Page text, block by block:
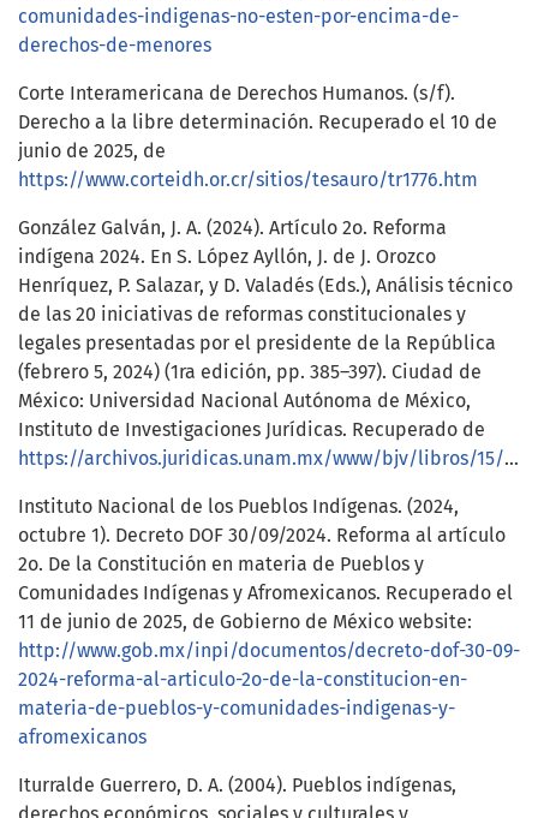
comunidades-indigenas-no-esten-por-encima-de-
derechos-de-menores
Corte Interamericana de Derechos Humanos. (s/f).
Derecho a la libre determinación. Recuperado el 10 de
junio de 2025, de
https://www.corteidh.or.cr/sitios/tesauro/tr1776.htm
González Galván, J. A. (2024). Artículo 2o. Reforma
indígena 2024. En S. López Ayllón, J. de J. Orozco
Henríquez, P. Salazar, y D. Valadés (Eds.), Análisis técnico
de las 20 iniciativas de reformas constitucionales y
legales presentadas por el presidente de la República
(febrero 5, 2024) (1ra edición, pp. 385–397). Ciudad de
México: Universidad Nacional Autónoma de México,
Instituto de Investigaciones Jurídicas. Recuperado de
https://archivos.juridicas.unam.mx/www/bjv/libros/15/7483/28.pdf
Instituto Nacional de los Pueblos Indígenas. (2024,
octubre 1). Decreto DOF 30/09/2024. Reforma al artículo
2o. De la Constitución en materia de Pueblos y
Comunidades Indígenas y Afromexicanos. Recuperado el
11 de junio de 2025, de Gobierno de México website:
http://www.gob.mx/inpi/documentos/decreto-dof-30-09-
2024-reforma-al-articulo-2o-de-la-constitucion-en-
materia-de-pueblos-y-comunidades-indigenas-y-
afromexicanos
Iturralde Guerrero, D. A. (2004). Pueblos indígenas,
derechos económicos, sociales y culturales y